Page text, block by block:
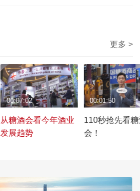
更多 >
从糖酒会看今年酒业
发展趋势
00:07:02
110秒抢先看
会！
00:01:50